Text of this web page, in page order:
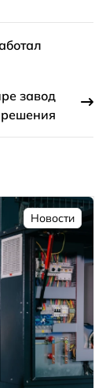
завод
Новости